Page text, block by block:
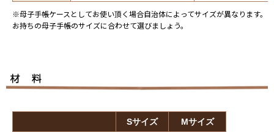
※母子手帳ケースとしてお使い頂く場合自治体によってサイズが異なります。
お持ちの母子手帳のサイズに合わせて選びましょう。
Sサイズ Mサイズ